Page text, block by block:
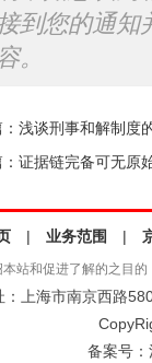
到您的通知
。
浅谈刑事和解制度
证据链完备可无原
| 业务范围 |
站和促进了解的之目
：上海市南京西路
备案号：